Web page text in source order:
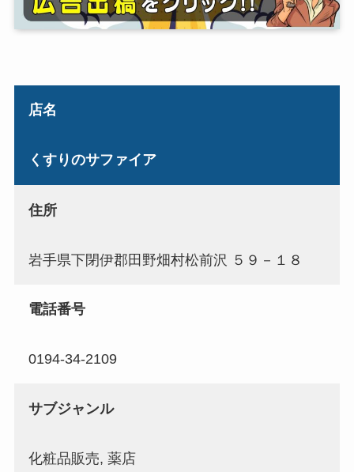
店名
くすりのサファイア
住所
岩手県下閉伊郡田野畑村松前沢 ５９－１８
電話番号
0194-34-2109
サブジャンル
化粧品販売, 薬店